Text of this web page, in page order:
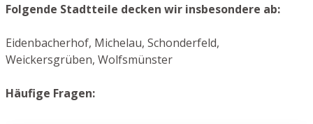
Folgende Stadtteile decken wir insbesondere ab:
Eidenbacherhof, Michelau, Schonderfeld,
Weickersgrüben, Wolfsmünster
Häufige Fragen: